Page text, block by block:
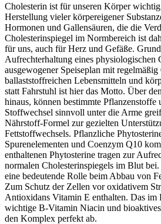
Cholesterin ist für unseren Körper
Herstellung vieler körpereigener
Hormonen und Gallensäuren, die die
Cholesterinspiegel im Normbereich ist
für uns, auch für Herz und Gefäße.
Aufrechterhaltung eines physiologischen
ausgewogener Speiseplan mit regelmäßig
ballaststoffreichen Lebensmitteln und
statt Fahrstuhl ist hier das Motto. Über
hinaus, können bestimmte Pflanzenstoffe
Stoffwechsel sinnvoll unter die Arme
Nährstoff-Formel zur gezielten
Fettstoffwechsels. Pflanzliche
Spurenelementen und Coenzym Q10
enthaltenen Phytosterine tragen zur
normalen Cholesterinspiegels im Blut
eine bedeutende Rolle beim Abbau von
Zum Schutz der Zellen vor oxidativem
Antioxidans Vitamin E enthalten. Das im
wichtige B-Vitamin Niacin und
den Komplex perfekt ab.